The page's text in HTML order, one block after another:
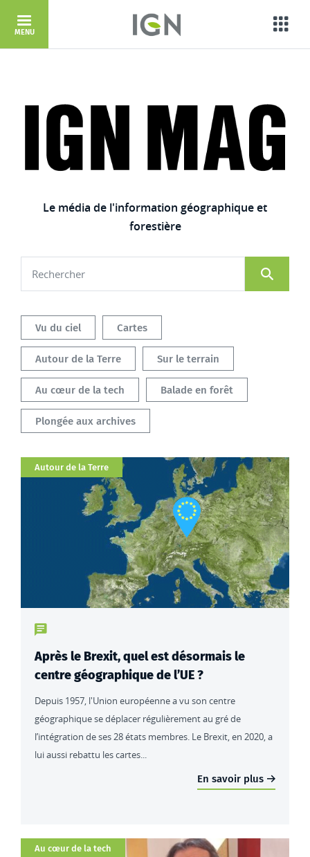
Aller au contenu principal
MENU
IGN Mag
Le média de l'information géographique et
forestière
Les articles
Filtrer par thématiques
Vu du ciel Cartes
Autour de la Terre Sur le terrain
Au cœur de la tech Balade en forêt
Plongée aux archives
Catégorie
Autour de la Terre
Type de contenu : actualités
Après le Brexit, quel est désormais le
centre géographique de l’UE ?
Depuis 1957, l'Union européenne a vu son centre
géographique se déplacer régulièrement au gré de
l’intégration de ses 28 états membres. Le Brexit, en 2020, a
lui aussi rebattu les cartes...
En savoir plus
Catégorie
Au cœur de la tech